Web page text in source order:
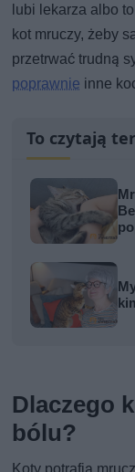
lubi lekarza albo
kot mruczy, żeby
przetrwać trudną
poprawnie inne
To czytają
Dlaczego
bólu?